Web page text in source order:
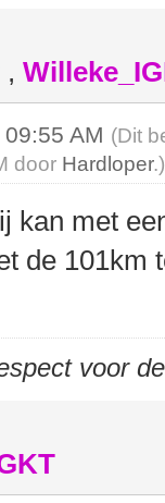
,
AM (Dit
door Hardloper.)
kan met
de 101km
voor